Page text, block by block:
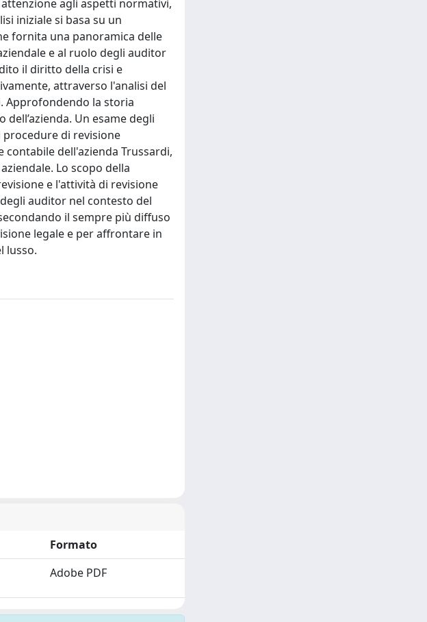
agli aspetti normativi,
iniziale si basa su un
fornita una panoramica delle
e al ruolo degli auditor
il diritto della crisi e
attraverso l'analisi del
Approfondendo la storia
Un esame degli
di revisione
dell'azienda Trussardi,
Lo scopo della
e l'attività di revisione
auditor nel contesto del
il sempre più diffuso
legale e per affrontare in
lusso.
Formato
Adobe PDF